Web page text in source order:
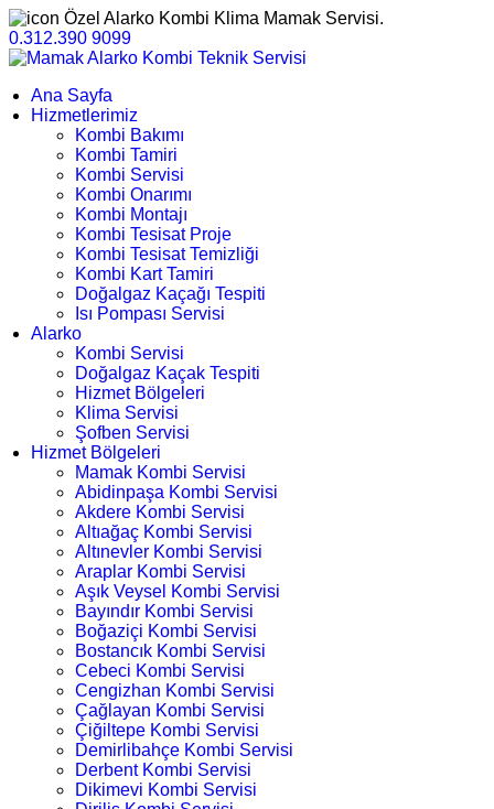
Özel Alarko Kombi Klima Mamak Servisi.
0.312.390 9099
Ana Sayfa
Hizmetlerimiz
Kombi Bakımı
Kombi Tamiri
Kombi Servisi
Kombi Onarımı
Kombi Montajı
Kombi Tesisat Proje
Kombi Tesisat Temizliği
Kombi Kart Tamiri
Doğalgaz Kaçağı Tespiti
Isı Pompası Servisi
Alarko
Kombi Servisi
Doğalgaz Kaçak Tespiti
Hizmet Bölgeleri
Klima Servisi
Şofben Servisi
Hizmet Bölgeleri
Mamak Kombi Servisi
Abidinpaşa Kombi Servisi
Akdere Kombi Servisi
Altıağaç Kombi Servisi
Altınevler Kombi Servisi
Araplar Kombi Servisi
Aşık Veysel Kombi Servisi
Bayındır Kombi Servisi
Boğaziçi Kombi Servisi
Bostancık Kombi Servisi
Cebeci Kombi Servisi
Cengizhan Kombi Servisi
Çağlayan Kombi Servisi
Çiğiltepe Kombi Servisi
Demirlibahçe Kombi Servisi
Derbent Kombi Servisi
Dikimevi Kombi Servisi